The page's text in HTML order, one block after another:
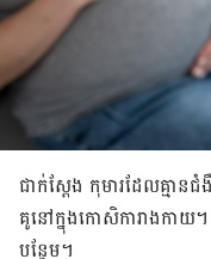
ជាក់ស្តែង​ កុមារ​ដែល​គ្ម
គូ​នៅ​ក្នុង​កោសិកា​រាងកាយ
បន្ថែម។